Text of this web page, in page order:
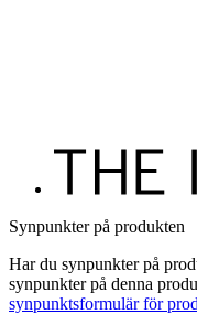
Synpunkter på produkten
Har du synpunkter på
synpunkter på denna
synpunktsformulär för